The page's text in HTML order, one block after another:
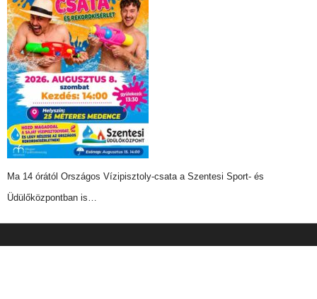
Ma 14 órától Országos Vízipisztoly-csata a Szentesi Sport- és
Üdülőközpontban is…